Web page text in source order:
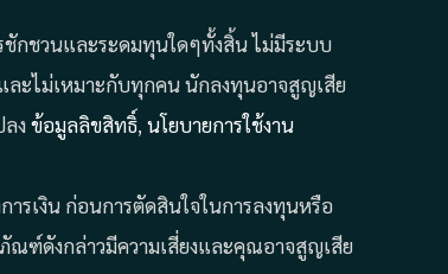
ชักชวนและระดมทุนใดๆทั้งสิ้น ไม่มีระบบ
ละไม่เหมาะกับทุกคน นักลงทุนอาจสูญเสีย
ง ข้อมูลลิขสิทธิ์, นโยบายการใช้งาน
ารเงิน ก่อนการตัดสินใจในการลงทุนหรือ
ณฑ์ดังกล่าวมีความเสี่ยงและคุณอาจสูญเสีย